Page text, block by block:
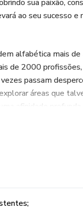
sua paixão,
ao seu sucesso
alfabética mais
de 2000
passam
áreas que
afinidade profunda